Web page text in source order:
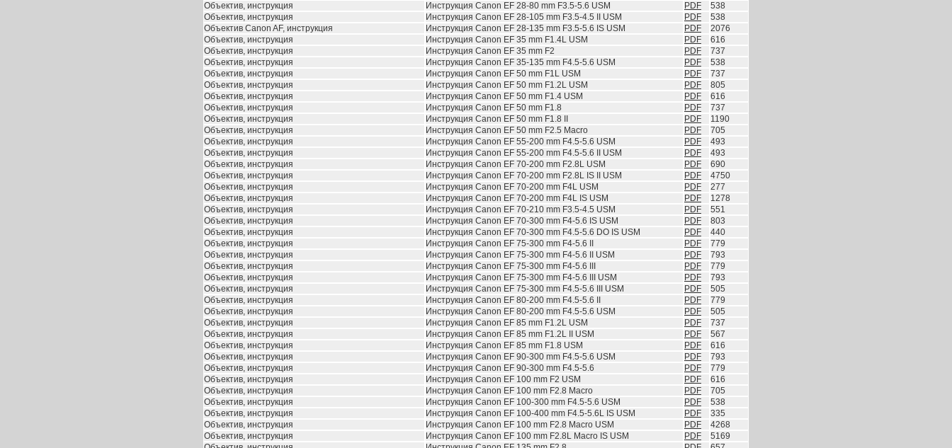
Объектив, инструкция
Инструкция Canon EF 28-80 mm F3.5-5.6 USM PDF
538
Объектив, инструкция
Инструкция Canon EF 28-105 mm F3.5-4.5 II USM PDF
538
Объектив Canon AF, инструкция
Инструкция Canon EF 28-135 mm F3.5-5.6 IS USM PDF
2076
Объектив, инструкция
Инструкция Canon EF 35 mm F1.4L USM PDF
616
Объектив, инструкция
Инструкция Canon EF 35 mm F2 PDF
737
Объектив, инструкция
Инструкция Canon EF 35-135 mm F4.5-5.6 USM PDF
538
Объектив, инструкция
Инструкция Canon EF 50 mm F1L USM PDF
737
Объектив, инструкция
Инструкция Canon EF 50 mm F1.2L USM PDF
805
Объектив, инструкция
Инструкция Canon EF 50 mm F1.4 USM PDF
616
Объектив, инструкция
Инструкция Canon EF 50 mm F1.8 PDF
737
Объектив, инструкция
Инструкция Canon EF 50 mm F1.8 II PDF
1190
Объектив, инструкция
Инструкция Canon EF 50 mm F2.5 Macro PDF
705
Объектив, инструкция
Инструкция Canon EF 55-200 mm F4.5-5.6 USM PDF
493
Объектив, инструкция
Инструкция Canon EF 55-200 mm F4.5-5.6 II USM PDF
493
Объектив, инструкция
Инструкция Canon EF 70-200 mm F2.8L USM PDF
690
Объектив, инструкция
Инструкция Canon EF 70-200 mm F2.8L IS II USM PDF
4750
Объектив, инструкция
Инструкция Canon EF 70-200 mm F4L USM PDF
277
Объектив, инструкция
Инструкция Canon EF 70-200 mm F4L IS USM PDF
1278
Объектив, инструкция
Инструкция Canon EF 70-210 mm F3.5-4.5 USM PDF
551
Объектив, инструкция
Инструкция Canon EF 70-300 mm F4-5.6 IS USM PDF
803
Объектив, инструкция
Инструкция Canon EF 70-300 mm F4.5-5.6 DO IS USM PDF
440
Объектив, инструкция
Инструкция Canon EF 75-300 mm F4-5.6 II PDF
779
Объектив, инструкция
Инструкция Canon EF 75-300 mm F4-5.6 II USM PDF
793
Объектив, инструкция
Инструкция Canon EF 75-300 mm F4-5.6 III PDF
779
Объектив, инструкция
Инструкция Canon EF 75-300 mm F4-5.6 III USM PDF
793
Объектив, инструкция
Инструкция Canon EF 75-300 mm F4.5-5.6 III USM PDF
505
Объектив, инструкция
Инструкция Canon EF 80-200 mm F4.5-5.6 II PDF
779
Объектив, инструкция
Инструкция Canon EF 80-200 mm F4.5-5.6 USM PDF
505
Объектив, инструкция
Инструкция Canon EF 85 mm F1.2L USM PDF
737
Объектив, инструкция
Инструкция Canon EF 85 mm F1.2L II USM PDF
567
Объектив, инструкция
Инструкция Canon EF 85 mm F1.8 USM PDF
616
Объектив, инструкция
Инструкция Canon EF 90-300 mm F4.5-5.6 USM PDF
793
Объектив, инструкция
Инструкция Canon EF 90-300 mm F4.5-5.6 PDF
779
Объектив, инструкция
Инструкция Canon EF 100 mm F2 USM PDF
616
Объектив, инструкция
Инструкция Canon EF 100 mm F2.8 Macro PDF
705
Объектив, инструкция
Инструкция Canon EF 100-300 mm F4.5-5.6 USM PDF
538
Объектив, инструкция
Инструкция Canon EF 100-400 mm F4.5-5.6L IS USM PDF
335
Объектив, инструкция
Инструкция Canon EF 100 mm F2.8 Macro USM PDF
4268
Объектив, инструкция
Инструкция Canon EF 100 mm F2.8L Macro IS USM PDF
5169